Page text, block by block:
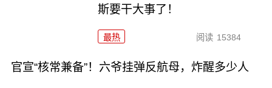
斯要干大事了！
最热 阅读 15384
官宣“核常兼备”！六爷挂弹反航母，炸醒多少人